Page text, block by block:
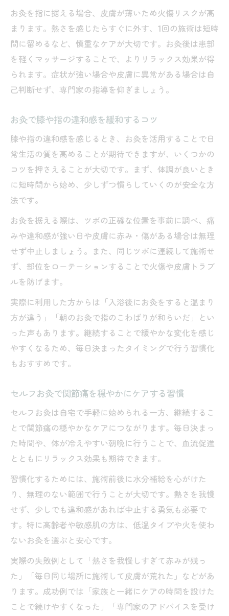
お灸を指に据える場合、皮膚が薄いため火傷リスクが高
まります。熱さを感じたらすぐに外す、1回の施術は短時
間に留めるなど、慎重なケアが大切です。お灸後は患部
を軽くマッサージすることで、よりリラックス効果が得
られます。症状が強い場合や皮膚に異常がある場合は自
己判断せず、専門家の指導を仰ぎましょう。
お灸で膝や指の違和感を緩和するコツ
膝や指の違和感を感じるとき、お灸を活用することで日
常生活の質を高めることが期待できますが、いくつかの
コツを押さえることが大切です。まず、体調が良いとき
に短時間から始め、少しずつ慣らしていくのが安全な方
法です。
お灸を据える際は、ツボの正確な位置を事前に調べ、痛
みや違和感が強い日や皮膚に赤み・傷がある場合は無理
せず中止しましょう。また、同じツボに連続して施術せ
ず、部位をローテーションすることで火傷や皮膚トラブ
ルを防げます。
実際に利用した方からは「入浴後にお灸をすると温まり
方が違う」「朝のお灸で指のこわばりが和らいだ」とい
った声もあります。継続することで緩やかな変化を感じ
やすくなるため、毎日決まったタイミングで行う習慣化
もおすすめです。
セルフお灸で関節痛を穏やかにケアする習慣
セルフお灸は自宅で手軽に始められる一方、継続するこ
とで関節痛の穏やかなケアにつながります。毎日決まっ
た時間や、体が冷えやすい朝晩に行うことで、血流促進
とともにリラックス効果も期待できます。
習慣化するためには、施術前後に水分補給を心がけた
り、無理のない範囲で行うことが大切です。熱さを我慢
せず、少しでも違和感があれば中止する勇気も必要で
す。特に高齢者や敏感肌の方は、低温タイプや火を使わ
ないお灸を選ぶと安心です。
実際の失敗例として「熱さを我慢しすぎて赤みが残っ
た」「毎日同じ場所に施術して皮膚が荒れた」などがあ
ります。成功例では「家族と一緒にケアの時間を設けた
ことで続けやすくなった」「専門家のアドバイスを受け